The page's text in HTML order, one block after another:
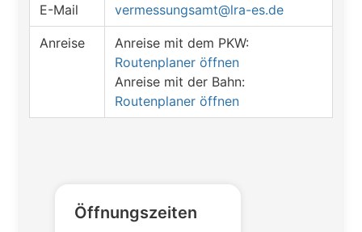
E-Mail vermessungsamt@lra-es.de
Anreise
Anreise mit dem PKW:
Routenplaner öffnen
Anreise mit der Bahn:
Routenplaner öffnen
Öffnungszeiten